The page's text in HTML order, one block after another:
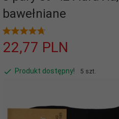
bawełniane
22,77 PLN
Produkt dostępny! 5 szt.